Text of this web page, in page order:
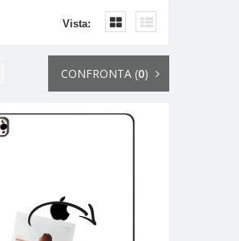
Vista:
CONFRONTA (0)